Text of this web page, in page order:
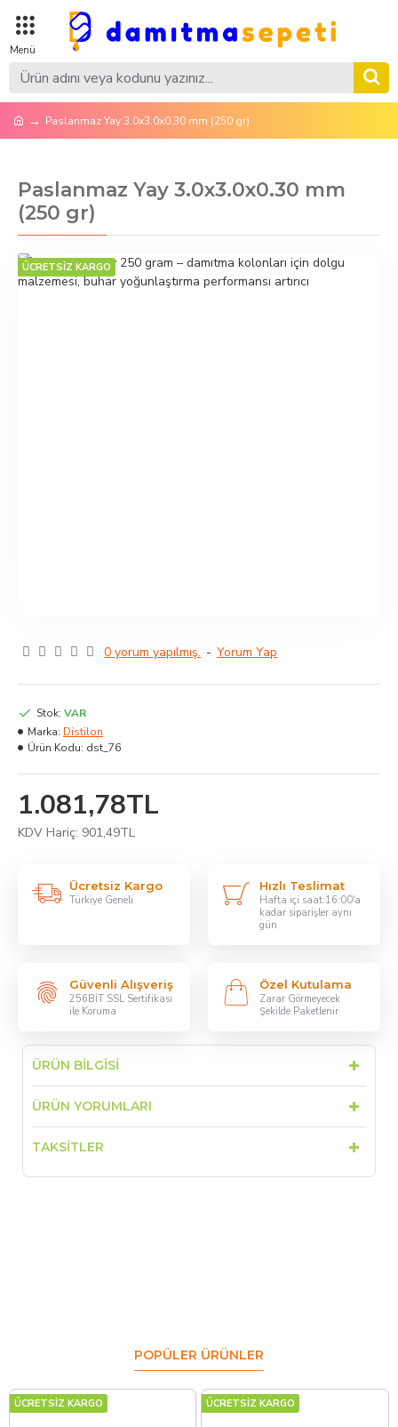
Paslanmaz Yay 3.0x3.0x0.30 mm (250 gr)
Paslanmaz Yay 3.0x3.0x0.30 mm
(250 gr)
ÜCRETSİZ KARGO
0 yorum yapılmış. - Yorum Yap
1.081,78TL
KDV Hariç: 901,49TL
Stok: VAR
Marka: Distilon
Ürün Kodu: dst_76
Ücretsiz Kargo
Türkiye Geneli
Hızlı Teslimat
Hafta içi saat:16:00'a
kadar siparişler aynı
gün
Güvenli Alışveriş
256BİT SSL Sertifikası
ile Koruma
Özel Kutulama
Zarar Görmeyecek
Şekilde Paketlenir
ÜRÜN BILGISI
ÜRÜN YORUMLARI
TAKSITLER
POPÜLER ÜRÜNLER
ÜCRETSİZ KARGO ÜCRETSİZ KARGO